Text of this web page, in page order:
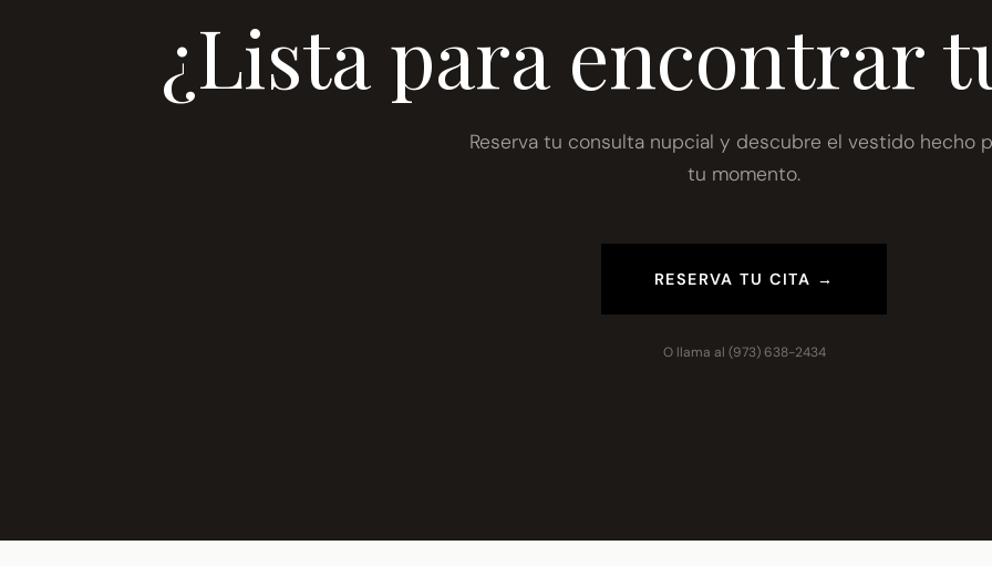
¿Lista para encontrar
Reserva tu consulta nupcial y descubre el vestido hecho
tu momento.
RESERVA TU CITA →
O llama al (973) 638-2434